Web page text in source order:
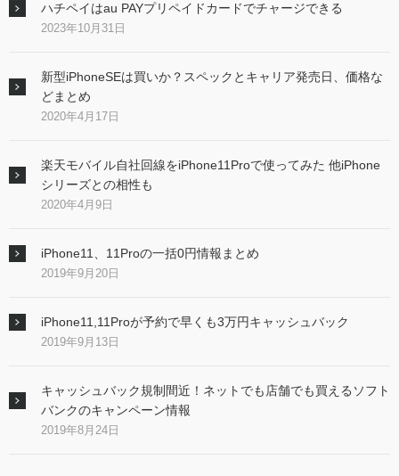
ハチペイはau PAYプリペイドカードでチャージできる
2023年10月31日
新型iPhoneSEは買いか？スペックとキャリア発売日、価格な
どまとめ
2020年4月17日
楽天モバイル自社回線をiPhone11Proで使ってみた 他iPhone
シリーズとの相性も
2020年4月9日
iPhone11、11Proの一括0円情報まとめ
2019年9月20日
iPhone11,11Proが予約で早くも3万円キャッシュバック
2019年9月13日
キャッシュバック規制間近！ネットでも店舗でも買えるソフト
バンクのキャンペーン情報
2019年8月24日